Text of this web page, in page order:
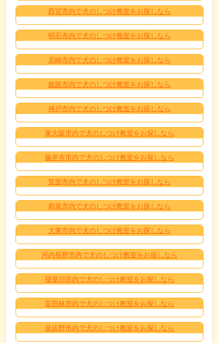
西宮市内で犬のしつけ教室をお探しなら
明石市内で犬のしつけ教室をお探しなら
尼崎市内で犬のしつけ教室をお探しなら
姫路市内で犬のしつけ教室をお探しなら
神戸市内で犬のしつけ教室をお探しなら
東大阪市内で犬のしつけ教室をお探しなら
藤井寺市内で犬のしつけ教室をお探しなら
箕面市内で犬のしつけ教室をお探しなら
和泉市内で犬のしつけ教室をお探しなら
大東市内で犬のしつけ教室をお探しなら
河内長野市内で犬のしつけ教室をお探しなら
寝屋川市内で犬のしつけ教室をお探しなら
富田林市内で犬のしつけ教室をお探しなら
泉佐野市内で犬のしつけ教室をお探しなら